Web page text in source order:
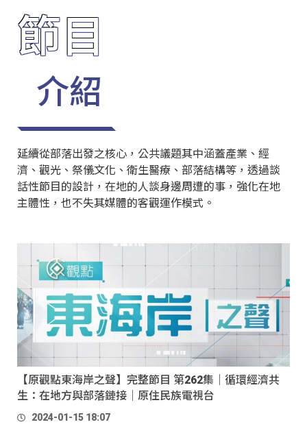
節目
介紹
延續從部落出發之核心，公共議題其中涵蓋產業、經
濟、觀光、祭儀文化、衛生醫療、部落結構等，透過談
話性節目的設計，在地的人談身邊周遭的事，強化在地
主體性，也不失其媒體的客觀運作模式。
【原觀點東海岸之聲】完整節目 第262集｜循環經濟共
生：在地方與部落鏈接｜原住民族電視台
2024-01-15 18:07